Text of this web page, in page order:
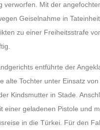
verworfen. Mit der
Geiselnahme in
zu einer Freiheitsstrafe
entführte der
alte Tochter unter Einsatz
Kindsmutter in Stade.
einer geladenen Pistole und
in die Türkei. Für den